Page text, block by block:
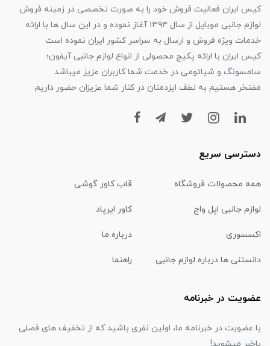
کیس ایران فعالیت فروش خود را به صورت تخصصی در زمینه فروش
لوازم جانبی موبایل از سال ۱۳۹۴ آغاز نموده و در این سال ها با ارائه
خدمات ویژه فروش و ارسال به سراسر کشور ایران نموده است
کیس ایران با ارائه پکیج محصولی از انواع لوازم جانبی آیفون؛
سامسونگ و شیائومی در خدمت شما کاربران عزیز میباشد
مفتخر هستیم به لطف ایزدمنان در کنار شما عزیزان حضور داریم
دسترسی سریع
همه محصولات فروشگاه قاب کاور گوشی
لوازم جانبی اپل واچ کاور ایرپاد
اکسسوری درباره ما
دانستنی ها درباره لوازم جانبی راهنما
عضویت در خبرنامه
با عضویت در خبرنامه ما، اولین نفری باشید که از تخفیف های فصلی